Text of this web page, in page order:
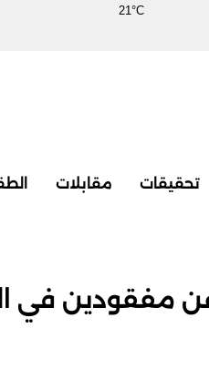
21°C
تحقيقات مقابلات
مفقودين في